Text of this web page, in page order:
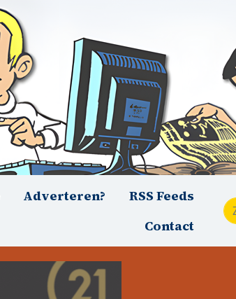
Adverteren?
RSS Feeds
Contact